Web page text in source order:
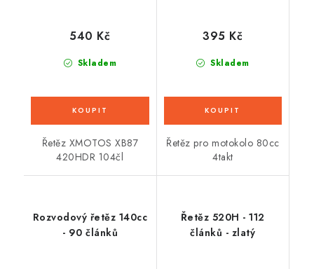
Skladem
540 Kč
Řetěz XMOTOS XB87
420HDR 104čl
Skladem
395 Kč
Řetěz pro motokolo 80cc
4takt
Rozvodový řetěz 140cc
- 90 článků
Řetěz 520H - 112
článků - zlatý